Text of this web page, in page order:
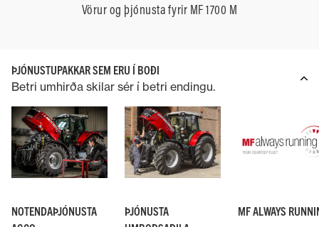
Vörur og þjónusta fyrir MF 1700 M
ÞJÓNUSTUPAKKAR SEM ERU Í BOÐI
Betri umhirða skilar sér í betri endingu.
NOTENDAÞJÓNUSTA
ÞJÓNUSTA
MF ALWAYS